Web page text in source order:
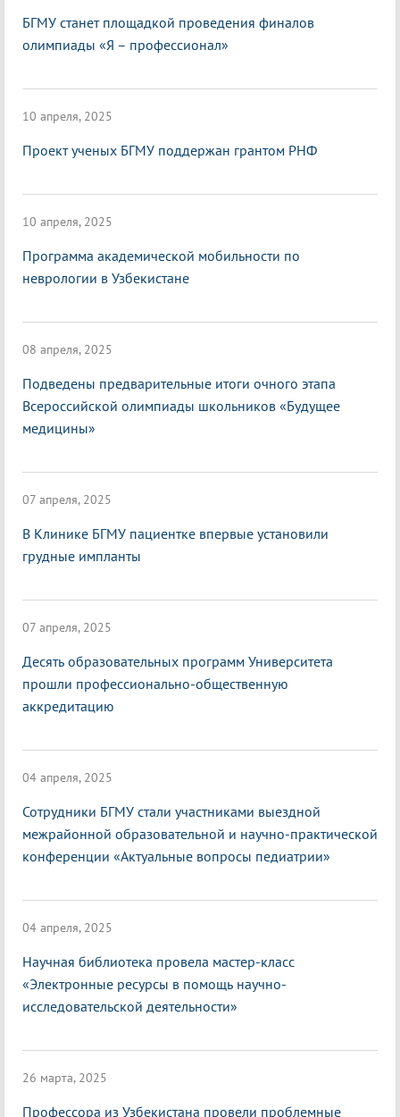
БГМУ станет площадкой проведения финалов
олимпиады «Я – профессионал»
10 апреля, 2025
Проект ученых БГМУ поддержан грантом РНФ
10 апреля, 2025
Программа академической мобильности по
неврологии в Узбекистане
08 апреля, 2025
Подведены предварительные итоги очного этапа
Всероссийской олимпиады школьников «Будущее
медицины»
07 апреля, 2025
В Клинике БГМУ пациентке впервые установили
грудные импланты
07 апреля, 2025
Десять образовательных программ Университета
прошли профессионально-общественную
аккредитацию
04 апреля, 2025
Сотрудники БГМУ стали участниками выездной
межрайонной образовательной и научно-практической
конференции «Актуальные вопросы педиатрии»
04 апреля, 2025
Научная библиотека провела мастер-класс
«Электронные ресурсы в помощь научно-
исследовательской деятельности»
26 марта, 2025
Профессора из Узбекистана провели проблемные